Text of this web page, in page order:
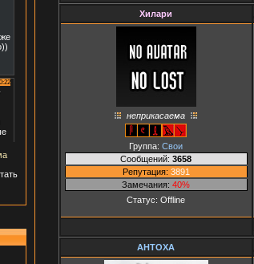
Хилари
неприкасаема
Группа: Свои
Сообщений: 3658
Репутация: 3891
Замечания: 40%
Статус: Offline
AHTOXA